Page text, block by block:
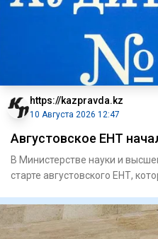
https://kazpravda.kz
10 Августа 2026 12:47
Августовское ЕНТ
В Министерстве науки и
старте августовского ЕНТ,